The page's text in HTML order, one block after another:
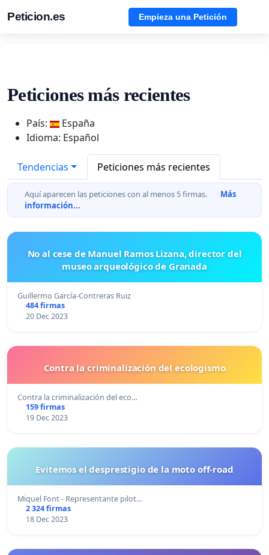
Peticion.es Empieza una Petición
Peticiones más recientes
País:
España
Idioma: Español
Tendencias Peticiones más recientes
Aquí aparecen las peticiones con al menos 5 firmas.
Más
información...
No al cese de Manuel Ramos Lizana, director del
museo arqueológico de Granada
Guillermo García-Contreras Ruiz
484 firmas
20 Dec 2023
Contra la criminalización del ecologismo
Contra la criminalización del eco…
159 firmas
19 Dec 2023
Evitemos el desprestigio de la moto off-road
Miquel Font - Representante pilot…
2 324 firmas
18 Dec 2023